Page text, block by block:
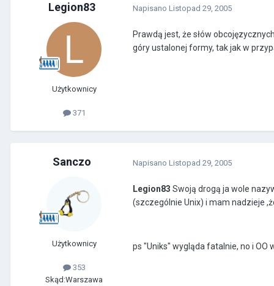
Legion83
Użytkownicy
371
Napisano Listopad 29, 2005
Prawdą jest, że słów
góry ustalonej formy, tak jak w
Sanczo
Użytkownicy
353
Skąd:Warszawa
Napisano Listopad 29, 2005
Legion83 Swoją drogą ja wole
(szczególnie Unix) i mam nadzieje
ps "Uniks" wygląda fatalnie, no i OO